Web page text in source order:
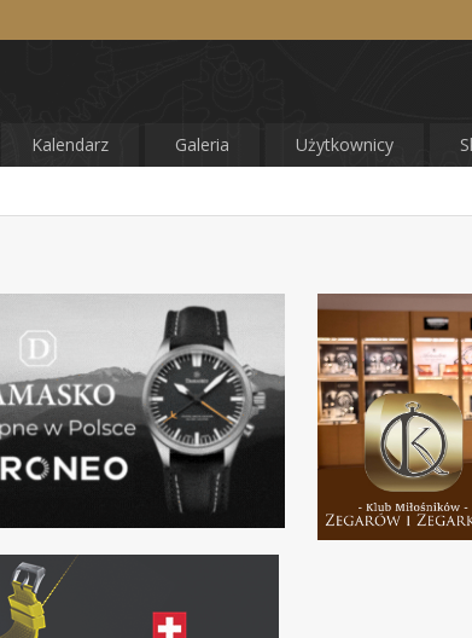
Kalendarz Galeria Użytkownicy